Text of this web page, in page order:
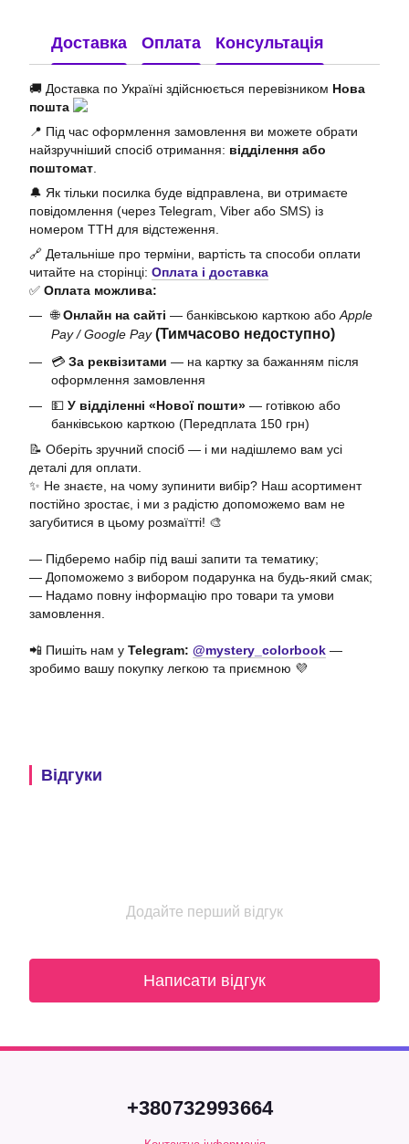
Доставка Оплата Консультація
🚚 Доставка по Україні здійснюється перевізником Нова
пошта
📍 Під час оформлення замовлення ви можете обрати
найзручніший спосіб отримання: відділення або
поштомат
🔔 Як тільки посилка буде відправлена, ви отримаєте
повідомлення (через Telegram, Viber або SMS) із
номером ТТН для відстеження.
🔗 Детальніше про терміни, вартість та способи оплати
читайте на сторінці: Оплата і доставка
✅ Оплата можлива:
🌐Онлайн на сайті — банківською карткою або Apple
Pay / Google Pay (Тимчасово недоступно)
💳 За реквізитами — на картку за бажанням після
оформлення замовлення
💵 У відділенні «Нової пошти» — готівкою або
банківською карткою (Передплата 150 грн)
📝 Оберіть зручний спосіб — і ми надішлемо вам усі
деталі для оплати.
✨ Не знаєте, на чому зупинити вибір? Наш асортимент
постійно зростає, і ми з радістю допоможемо вам не
загубитися в цьому розмаїтті! 🎨
— Підберемо набір під ваші запити та тематику;
— Допоможемо з вибором подарунка на будь-який смак;
— Надамо повну інформацію про товари та умови
замовлення.
📲 Пишіть нам у Telegram: @mystery_colorbook —
зробимо вашу покупку легкою та приємною 💜
Відгуки
Додайте перший відгук
Написати відгук
+380732993664